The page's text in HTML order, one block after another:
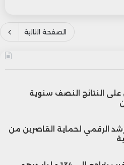
الصفحة التالية
على النتائج النصف سنوية
الرقمي لحماية القاصرين من